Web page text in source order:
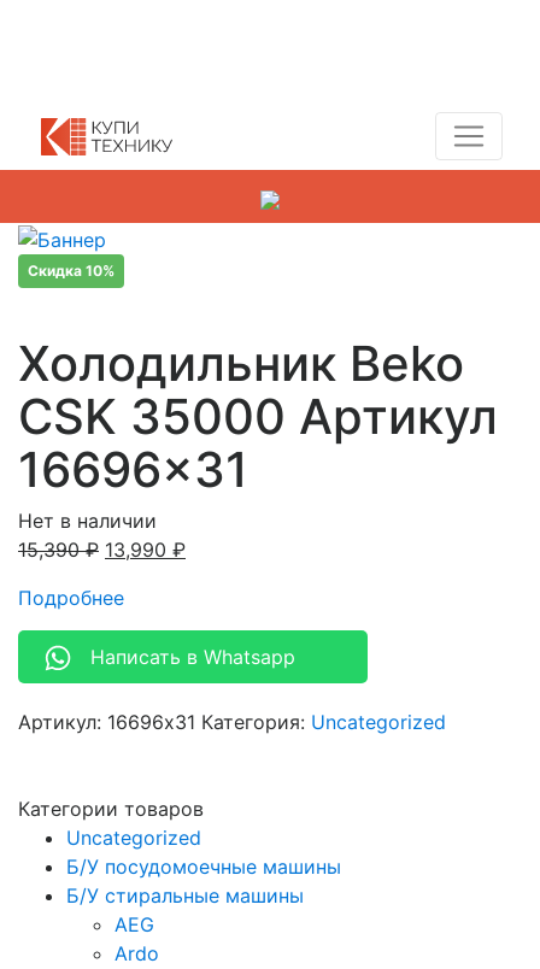
Скидка 10%
Холодильник Beko
CSK 35000 Артикул
16696×31
Нет в наличии
15,390₽ 13,990 ₽
Подробнее
Написать в Whatsapp
Артикул: 16696x31 Категория: Uncategorized
Категории товаров
Uncategorized
Б/У посудомоечные машины
Б/У стиральные машины
AEG
Ardo